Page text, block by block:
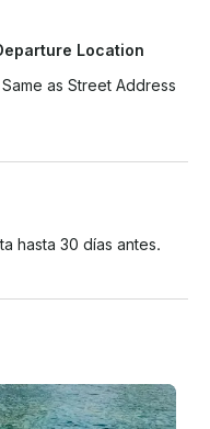
Location
Same as Street Address
hasta 30 días antes.